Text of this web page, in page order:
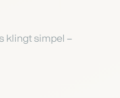
klingt simpel –